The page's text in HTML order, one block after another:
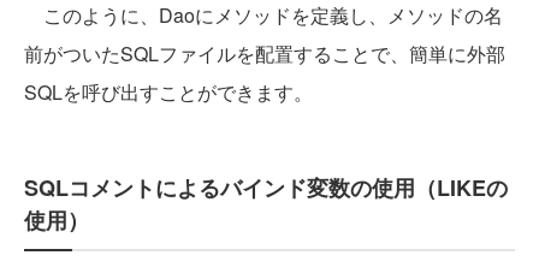
このように、Daoにメソッドを定義し、メソッドの名
前がついたSQLファイルを配置することで、簡単に外部
SQLを呼び出すことができます。
SQLコメントによるバインド変数の使用（LIKEの
使用）